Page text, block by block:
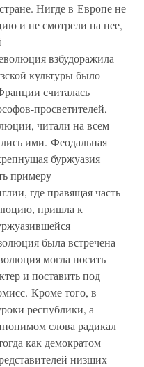
Нигде в Европе не
и не смотрели на нее,
взбудоражила
культуры было
считалась
просветителей,
читали на всем
ими. Феодальная
буржуазия
примеру
где правящая часть
пришла к
была встречена
могла носить
и поставить под
Кроме того, в
республики, а
слова радикал
как демократом
низших